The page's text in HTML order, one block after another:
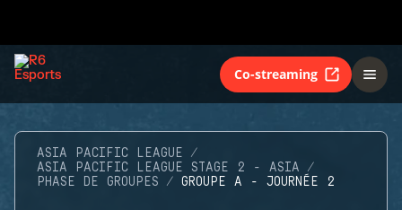
Co-streaming
ASIA PACIFIC LEAGUE
ASIA PACIFIC LEAGUE STAGE 2 - ASIA
PHASE DE GROUPES
GROUPE A - JOURNÉE 2